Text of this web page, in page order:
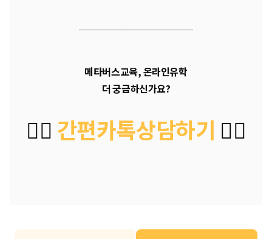
────────────
메타버스교육, 온라인유학
더 궁금하신가요?
👉🏻 간편카톡상담하기 👈🏻